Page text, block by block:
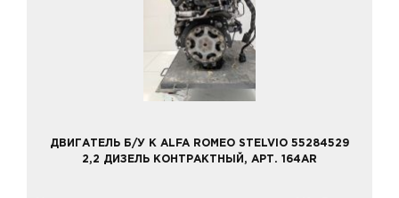
ДВИГАТЕЛЬ Б/У К ALFA ROMEO STELVIO 55284529
2,2 ДИЗЕЛЬ КОНТРАКТНЫЙ, АРТ. 164AR